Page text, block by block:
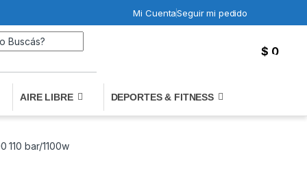
Mi CuentaSeguir mi pedido
$ 0
AIRE LIBRE DEPORTES & FITNESS
110 bar/1100w